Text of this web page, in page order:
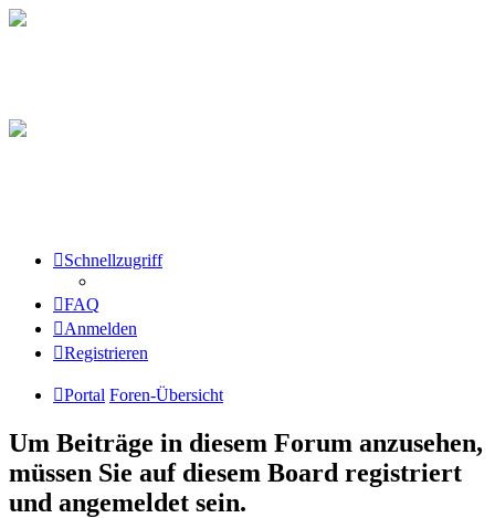
Schnellzugriff
FAQ
Anmelden
Registrieren
Portal Foren-Übersicht
Um Beiträge in diesem Forum anzusehen,
müssen Sie auf diesem Board registriert
und angemeldet sein.